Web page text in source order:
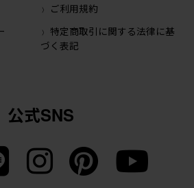
ご利用規約
特定商取引に関する法律に基
づく表記
公式SNS